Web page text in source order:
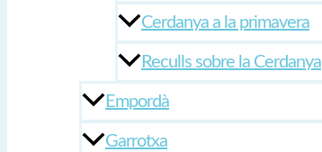
Cerdanya a la primavera
Reculls sobre la Cerdanya
Empordà
Garrotxa